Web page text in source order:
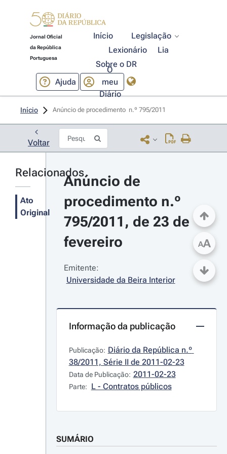
Jornal Oficial
da República
Portuguesa
Início
Legislação
Lexionário
Lia
Sobre o DR
Ajuda
O
meu
Diário
Início Anúncio de procedimento  n.º 795/2011
Voltar
Relacionados
Ato
Original
Anúncio de
procedimento n.º
795/2011, de 23 de
fevereiro
Emitente:
Universidade da Beira Interior
Informação da publicação
Publicação: Diário da República n.º
38/2011, Série II de 2011-02-23
Data de Publicação: 2011-02-23
Parte: L - Contratos públicos
SUMÁRIO
AA